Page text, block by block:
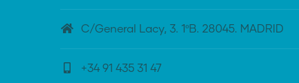
C/General Lacy, 3. 1ºB. 28045. MADRID
+34 91 435 31 47